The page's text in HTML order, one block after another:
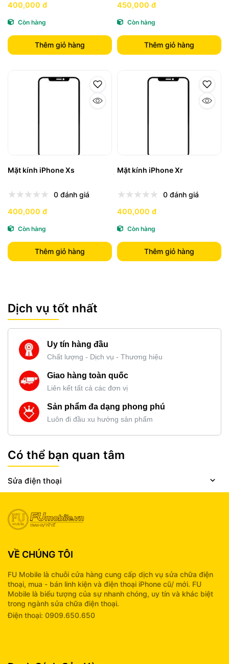
400,000 đ
Còn hàng
Thêm giỏ hàng
450,000 đ
Còn hàng
Thêm giỏ hàng
Mặt kính iPhone Xs
0 đánh giá
400,000 đ
Còn hàng
Thêm giỏ hàng
Mặt kính iPhone Xr
0 đánh giá
400,000 đ
Còn hàng
Thêm giỏ hàng
Dịch vụ tốt nhất
Uy tín hàng đầu
Chất lượng - Dịch vụ - Thương hiệu
Giao hàng toàn quốc
Liên kết tất cả các đơn vị
Sản phẩm đa dạng phong phú
Luôn đi đầu xu hướng sản phẩm
Có thể bạn quan tâm
Sửa điện thoại
VỀ CHÚNG TÔI
FU Mobile là chuỗi cửa hàng cung cấp dịch vụ sửa chữa điện
thoại, mua - bán linh kiện và điện thoại iPhone cũ/ mới. FU
Mobile là biểu tượng của sự nhanh chóng, uy tín và khác biệt
trong ngành sửa chữa điện thoại.
Điện thoại: 0909.650.650